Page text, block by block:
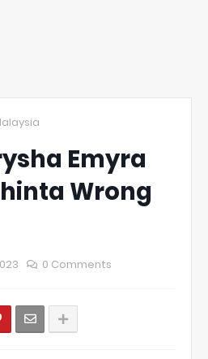
Emyra
Wrong
0 Comments